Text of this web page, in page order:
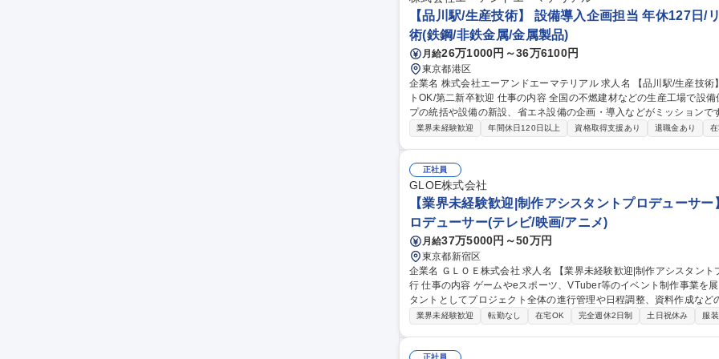
【品川駅/生産技術】 設備導入企画担当 年休127日/
術(鉄鋼/非鉄金属/金属製品)
月給26万1000円～36万6100円
東京都港区
企業名 株式会社エーアンドエーマテリアル 求人名 【品川駅/生産技術】◆設備導入企画担当◆年休127日/リモー
トOK/第二新卒歓迎 仕事の内容 全国の不燃建材などの生産工場で設備保全・生産管理等を行っている生産グルー
プの統括や設備の新設、省エネ設備の企画・導入などがミッションです
的には】工事や設備リニューアルの審査・稟議対応／新しい省エネ
◆設備導入企画担当◆年休127日/リモートOK/第二新卒歓迎
業界未経験歓迎 年間休日120日以上 資格取得支援あり 退職金あり
正社員
GLOE株式会社
【業界未経験歓迎|制作アシスタントプロデューサ
ロデューサー(テレビ/映画/アニメ)
月給37万5000円～50万円
東京都新宿区
企業名 ＧＬＯＥ株式会社 求人名 【業界未経験歓迎|制作アシスタントプロデューサー】VTuber等イベント制作進
行 仕事の内容 ゲームやeスポーツ、VTuber等のイベント制作事業を展開する当社にて、プロデューサーのアシス
タントとしてプロジェクト全体の進行管理や日程調整、資料作成などの推
には】■WBS設計・更新や全体スケジュール・タスク管理 ■協力会
業界未経験歓迎 転勤なし 在宅OK 完全週休2日制 土日祝休み 服
正社員